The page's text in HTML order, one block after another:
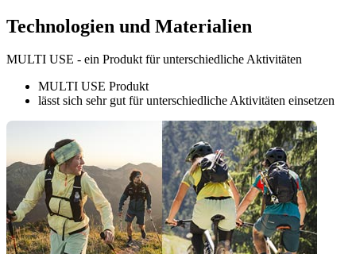
Technologien und Materialien
MULTI USE - ein Produkt für unterschiedliche Aktivitäten
MULTI USE Produkt
lässt sich sehr gut für unterschiedliche Aktivitäten einsetzen